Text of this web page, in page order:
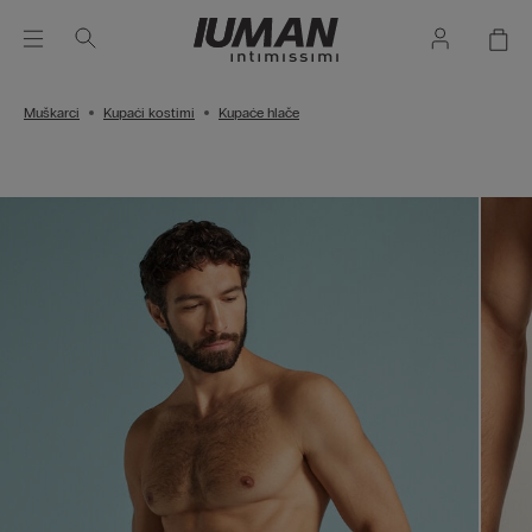
Muškarci Kupaći kostimi Kupaće hlače